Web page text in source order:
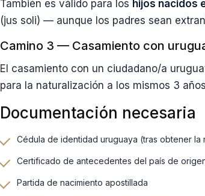
También es válido para los hijos nacidos
(jus soli) — aunque los padres sean
Camino 3 — Casamiento con
El casamiento con un ciudadano/a
para la naturalización a los mismos 3
Documentación necesaria
Cédula de identidad uruguaya (tras obtener la
Certificado de antecedentes del país de
Partida de nacimiento apostillada